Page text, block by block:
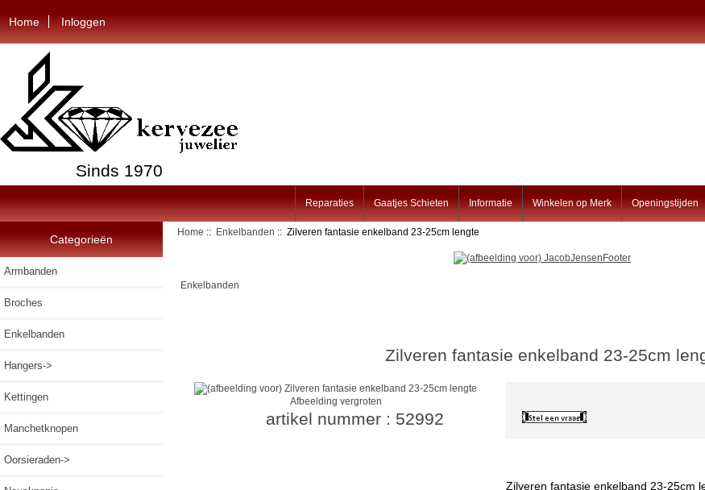
Home Inloggen
Sinds 1970
Reparaties Gaatjes Schieten Informatie Winkelen op Merk Openingstijden
Categorieën
Armbanden
Broches
Enkelbanden
Hangers->
Kettingen
Manchetknopen
Oorsieraden->
Home :: Enkelbanden :: Zilveren fantasie enkelband 23-25cm lengte
Enkelbanden
Zilveren fantasie enkelband 23-25cm
Afbeelding vergroten
artikel nummer : 52992
Zilveren fantasie enkelband 23-25cm